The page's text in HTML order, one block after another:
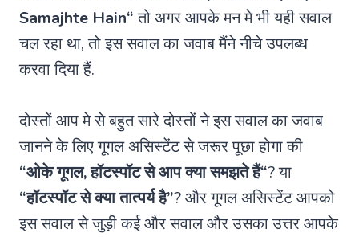
Samajhte Hain“तो अगर आपके मन मे भी यही सवाल
चल रहा था, तो इस सवाल का जवाब मैंने नीचे उपलब्ध
करवा दिया हैं.
दोस्तों आप मे से बहुत सारे दोस्तों ने इस सवाल का जवाब
जानने के लिए गूगल असिस्टेंट से जरूर पूछा होगा की
“ओके गूगल,हॉटस्पॉट से आप क्या समझते हैं“? या
“हॉटस्पॉट से क्या तात्पर्य है”? और गूगल असिस्टेंट आपको
इस सवाल से जुड़ी कई और सवाल और उसका उत्तर आपके